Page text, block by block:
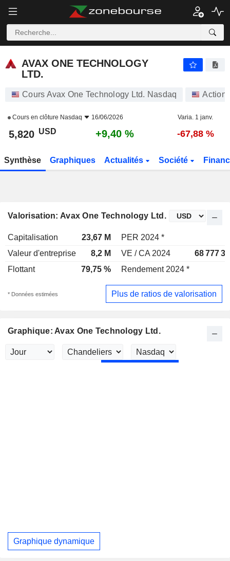
AVAX ONE TECHNOLOGY
LTD.
Cours Avax One Technology Ltd. Nasdaq Actions
Cours en clôture Nasdaq 16/06/2026 Varia. 1 janv.
5,820 USD +9,40 % -67,88 %
Synthèse Graphiques Actualités Société
Valorisation: Avax One Technology Ltd.
Capitalisation 23,67 M
PER 2024 *
Valeur d'entreprise
8,2 M VE / CA 2024
68 777
Flottant
79,75 % Rendement 2024 *
* Données estimées Plus de ratios de valorisation
Graphique: Avax One Technology Ltd.
Graphique dynamique